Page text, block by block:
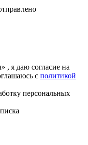
, я даю согласие на
c политикой
персональных